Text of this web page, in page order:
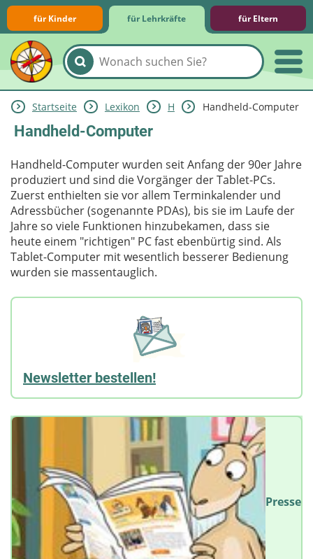
für Kinder für Lehrkräfte für Eltern
Lernmodule
Unterrichts­materialien
Internet-ABC-Schule
Praxishilfen
Aktuelles
Startseite Lexikon H Handheld-Computer
Handheld-Computer
Handheld-Computer wurden seit Anfang der 90er Jahre
produziert und sind die Vorgänger der Tablet-PCs.
Zuerst enthielten sie vor allem Terminkalender und
Adressbücher (sogenannte PDAs), bis sie im Laufe der
Jahre so viele Funktionen hinzubekamen, dass sie
heute einem "richtigen" PC fast ebenbürtig sind. Als
Tablet-Computer mit wesentlich besserer Bedienung
wurden sie massentauglich.
Newsletter bestellen!
Presse